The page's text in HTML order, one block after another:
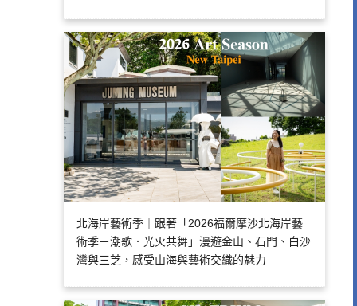
北海岸藝術季｜跟著「2026福爾摩沙北海岸藝
術季－潮歌．光火共舞」漫遊金山、石門、白沙
灣與三芝，感受山海與藝術交織的魅力